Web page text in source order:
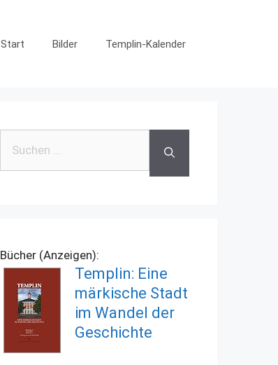
Start Bilder Templin-Kalender
nach:
Bücher (Anzeigen):
Templin: Eine
märkische Stadt
im Wandel der
Geschichte